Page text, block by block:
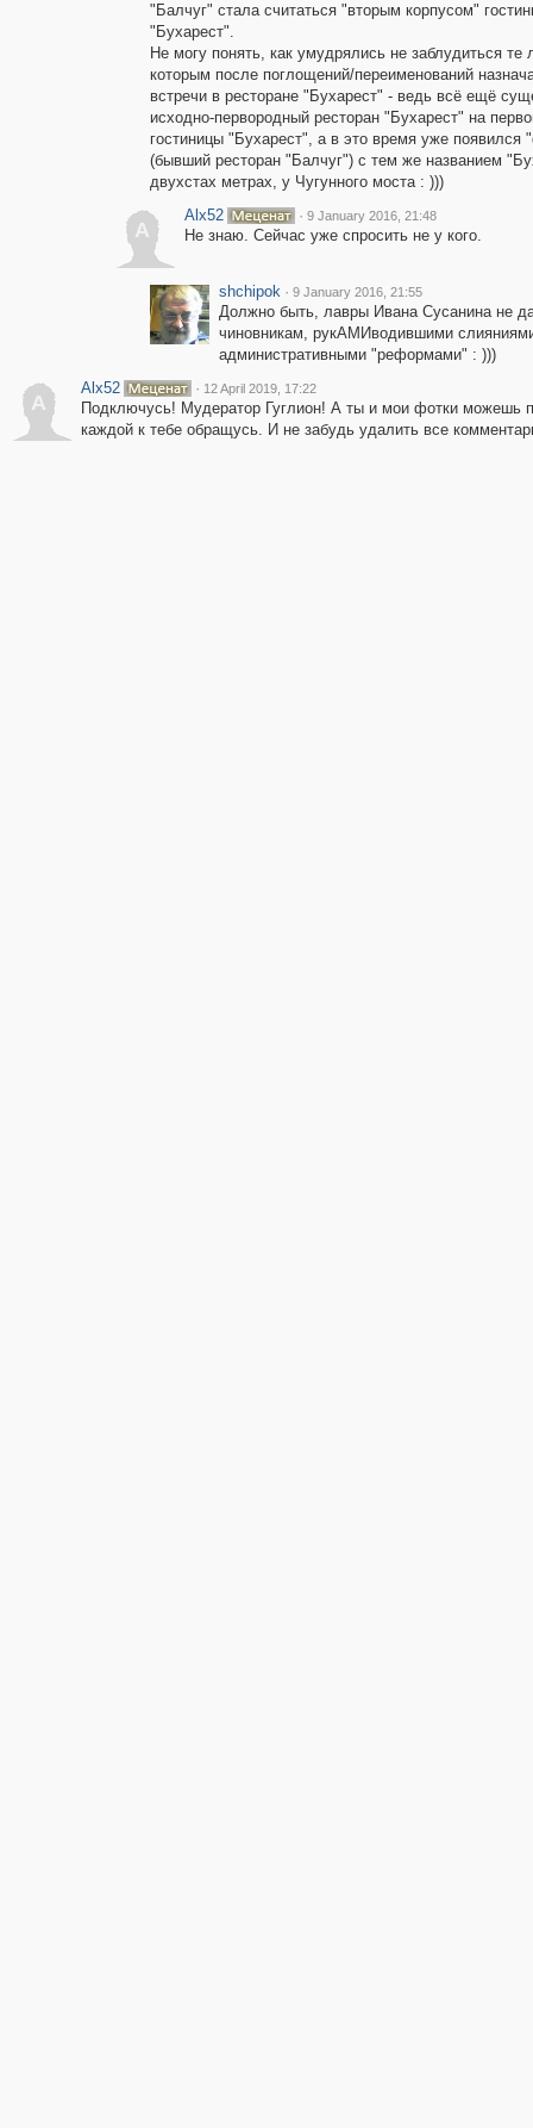
"Балчуг" стала считаться "вторым корпусом"
"Бухарест".
Не могу понять, как умудрялись не заблудиться те
которым после поглощений/переименований
встречи в ресторане "Бухарест" - ведь всё ещё
исходно-первородный ресторан "Бухарест" на
гостиницы "Бухарест", а в это время уже появился
(бывший ресторан "Балчуг") с тем же названием
двухстах метрах, у Чугунного моста : )))
A
Alx52 · 9 January 2016, 21:48
Не знаю. Сейчас уже спросить не у кого.
shchipok · 9 January 2016, 21:55
Должно быть, лавры Ивана Сусанина не
чиновникам, рукАМИводившими
административными "реформами" : )))
A
Alx52 · 12 April 2019, 17:22
Подключусь! Мудератор Гуглион! А ты и мои фотки можешь
каждой к тебе обращусь. И не забудь удалить все